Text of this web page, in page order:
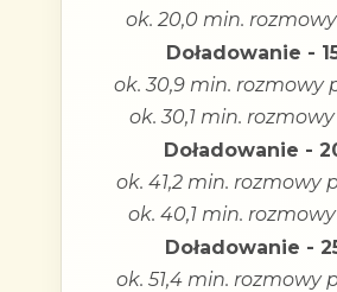
ok. 20,0 min.
Doładowanie -
ok. 30,9 min. rozmowy
ok. 30,1 min.
Doładowanie -
ok. 41,2 min. rozmowy
ok. 40,1 min.
Doładowanie -
ok. 51,4 min. rozmowy